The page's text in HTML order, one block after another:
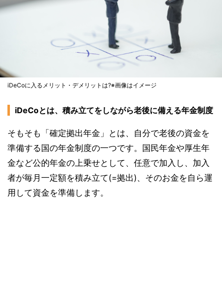
iDeCoに入るメリット・デメリットは?※画像はイメージ
iDeCoとは、積み立てをしながら老後に備える年金制度
そもそも「確定拠出年金」とは、自分で老後の資金を
準備する国の年金制度の一つです。国民年金や厚生年
金など公的年金の上乗せとして、任意で加入し、加入
者が毎月一定額を積み立て(=拠出)、そのお金を自ら運
用して資金を準備します。